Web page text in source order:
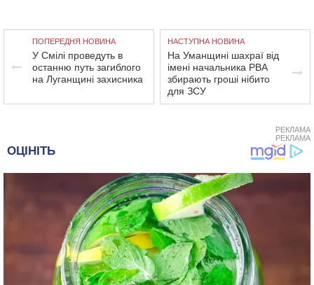
ПОПЕРЕДНЯ НОВИНА
У Смілі проведуть в
останню путь загиблого
на Луганщині захисника
НАСТУПНА НОВИНА
На Уманщині шахраї від
імені начальника РВА
збирають гроші нібито
для ЗСУ
РЕКЛАМА
РЕКЛАМА